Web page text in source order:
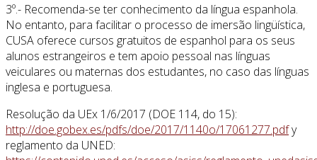
3º.- Recomenda-se ter conhecimento da língua espanhola.
No entanto, para facilitar o processo de imersão lingüística,
CUSA oferece cursos gratuitos de espanhol para os seus
alunos estrangeiros e tem apoio pessoal nas línguas
veiculares ou maternas dos estudantes, no caso das línguas
inglesa e portuguesa.
Resolução da UEx 1/6/2017 (DOE 114, do 15):
http://doe.gobex.es/pdfs/doe/2017/1140o/17061277.pdfy
reglamento da UNED: